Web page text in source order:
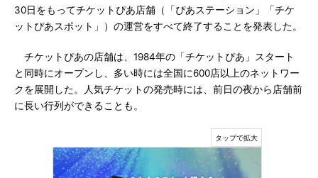
30日をもってチケットぴあ店舗（「ぴあステーション」「チケ
ットぴあスポット」）の運営をすべて終了することを発表した。
チケットぴあの店舗は、1984年の「チケットぴあ」スタート
と同時にオープンし、多い時には全国に600店以上のネットワー
クを展開した。人気チケットの発売時には、前日の夜から店舗前
に長い行列ができることも。